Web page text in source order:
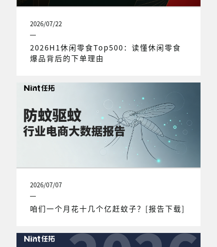
2026/07/22
2026H1休闲零食Top500：读懂休闲零食
爆品背后的下单理由
2026/07/07
咱们一个月花十几个亿赶蚊子？[报告下载]